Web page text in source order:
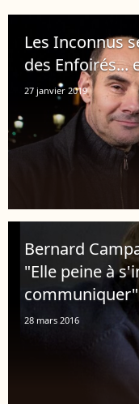
Les Inconnus
des Enfoirés...
27 janvier 2019
Bernard
"Elle peine à
communiquer"
28 mars 2016